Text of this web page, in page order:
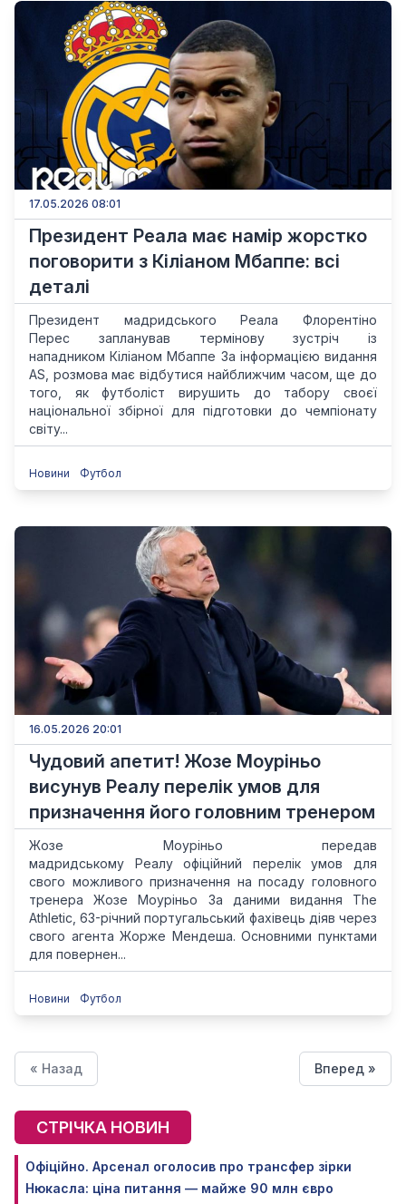
17.05.2026 08:01
Президент Реала має намір жорстко
поговорити з Кіліаном Мбаппе: всі
деталі
Президент мадридського Реала Флорентіно
Перес запланував термінову зустріч із
нападником Кіліаном Мбаппе За інформацією видання
AS, розмова має відбутися найближчим часом, ще до
того, як футболіст вирушить до табору своєї
національної збірної для підготовки до чемпіонату
світу...
Новини Футбол
16.05.2026 20:01
Чудовий апетит! Жозе Моуріньо
висунув Реалу перелік умов для
призначення його головним тренером
Жозе Моуріньо передав
мадридському Реалу офіційний перелік умов для
свого можливого призначення на посаду головного
тренера Жозе Моуріньо За даними видання The
Athletic, 63-річний португальський фахівець діяв через
свого агента Жорже Мендеша. Основними пунктами
для повернен...
Новини Футбол
« Назад Вперед »
СТРІЧКА НОВИН
Офіційно. Арсенал оголосив про трансфер зірки
Нюкасла: ціна питання — майже 90 млн євро